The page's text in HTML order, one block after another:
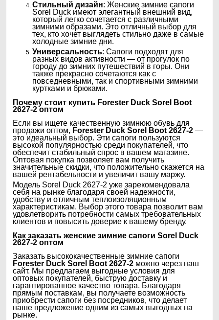
Стильный дизайн: Женские зимние сапоги
Sorel Duck имеют элегантный внешний вид,
который легко сочетается с различными
зимними образами. Это отличный выбор для
тех, кто хочет выглядеть стильно даже в самые
холодные зимние дни.
Универсальность: Сапоги подходят для
разных видов активности — от прогулок по
городу до зимних путешествий в горы. Они
также прекрасно сочетаются как с
повседневными, так и спортивными зимними
куртками и брюками.
Почему стоит купить Forester Duck Sorel Boot
2627-2оптом
Если вы ищете качественную зимнюю обувь для
продажи оптом, Forester Duck Sorel Boot 2627-2 —
это идеальный выбор. Эти сапоги пользуются
высокой популярностью среди покупателей, что
обеспечит стабильный спрос в вашем магазине.
Оптовая покупка позволяет вам получить
значительные скидки, что положительно скажется на
вашей рентабельности и увеличит вашу маржу.
Модель Sorel Duck 2627-2 уже зарекомендовала
себя на рынке благодаря своей надежности,
удобству и отличным теплоизоляционным
характеристикам. Выбор этого товара позволит вам
удовлетворить потребности самых требовательных
клиентов и повысить доверие к вашему бренду.
Как заказать женские зимние сапогиSorel Duck
2627-2 оптом
Заказать высококачественные зимние сапоги
Forester Duck Sorel Boot 2627-2 можно через наш
сайт. Мы предлагаем выгодные условия для
оптовых покупателей, быструю доставку и
гарантированное качество товара. Благодаря
прямым поставкам, вы получаете возможность
приобрести сапоги без посредников, что делает
наше предложение одним из самых выгодных на
рынке.